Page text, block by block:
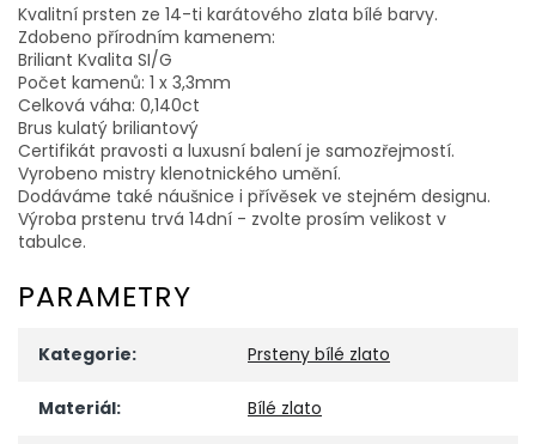
Kvalitní prsten ze 14-ti karátového zlata bílé barvy.
Zdobeno přírodním kamenem:
Briliant Kvalita SI/G
Počet kamenů: 1 x 3,3mm
Celková váha: 0,140ct
Brus kulatý briliantový
Certifikát pravosti a luxusní balení je samozřejmostí.
Vyrobeno mistry klenotnického umění.
Dodáváme také náušnice i přívěsek ve stejném designu.
Výroba prstenu trvá 14dní - zvolte prosím velikost v
tabulce.
PARAMETRY
Kategorie: Prsteny bílé zlato
Materiál: Bílé zlato